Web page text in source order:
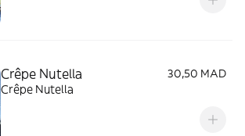
Crêpe Nutella
30,50 MAD
Crêpe Nutella